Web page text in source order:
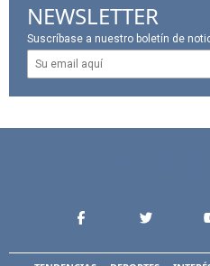
NEWSLETTER
Suscríbase a nuestro boletín de